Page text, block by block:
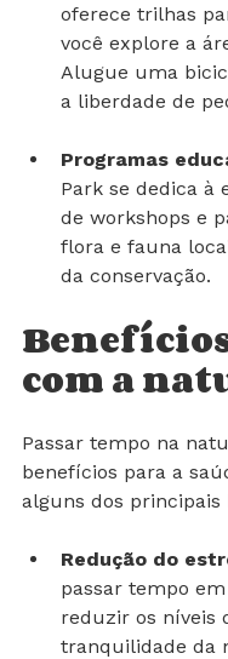
Passeios de
oferece trilhas
você explore a
Alugue uma
Programas
Park se dedica à
de workshops e
flora e fauna
com a
Passar tempo na
benefícios para a
Redução do
passar tempo
reduzir os níveis